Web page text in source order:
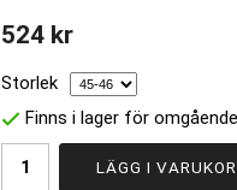
524 kr
Storlek
Finns i lager för
LÄGG I